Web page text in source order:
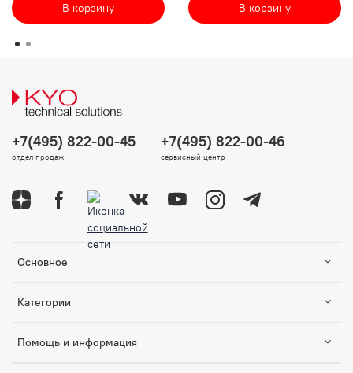
В корзину В корзину
Основное
Категории
Помощь и информация
+7(495) 822-00-45
отдел продаж
+7(495) 822-00-46
сервисный центр